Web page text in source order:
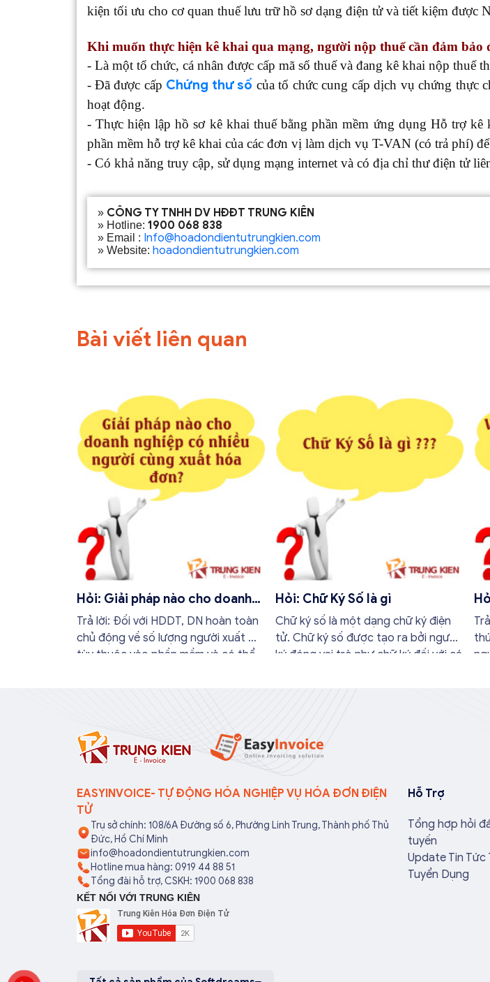
kiện tối ưu cho cơ quan thuế lưu trữ hồ sơ dạng điện tử và tiết kiệm được
Khi muốn thực hiện kê khai qua mạng, người nộp thuế cần đảm bảo
- Là một tổ chức, cá nhân được cấp mã số thuế và đang kê khai nộp thuế
- Đã được cấp Chứng thư số của tổ chức cung cấp dịch vụ chứng thực
hoạt động.
- Thực hiện lập hồ sơ kê khai thuế bằng phần mềm ứng dụng Hỗ trợ
phần mềm hỗ trợ kê khai của các đơn vị làm dịch vụ T-VAN (có trả phí)
- Có khả năng truy cập, sử dụng mạng internet và có địa chỉ thư điện tử
»CÔNG TY TNHH DV HĐĐT TRUNG KIÊN
» Hotline: 1900 068 838
» Email : Info@hoadondientutrungkien.com
» Website: hoadondientutrungkien.com
Bài viết liên quan
Hỏi: Giải pháp nào cho doanh
nghiệp có nhiều người cùng
xuất hóa đơn?
Trả lời: Đối với HDDT, DN hoàn toàn
chủ động về số lượng người xuất HĐ
tùy thuộc vào phần mềm và có thể
hóa đơn và ký điện tử cho hóa đơn.
hạn sử sụng và đăng ký bằng tên
của chính doanh nghiệp)
Hỏi: Chữ Ký Số là gì
Chữ ký số là một dạng chữ ký điện
tử. Chữ ký số được tạo ra bởi người
ký đóng vai trò như chữ ký đối với cá
nghiệp và được thừa nhận về mặt
gì
EASYINVOICE- TỰ ĐỘNG HÓA NGHIỆP VỤ HÓA ĐƠN ĐIỆN
TỬ
Trụ sở chính: 108/6A Đường số 6, Phường Linh Trung, Thành phố Thủ
Đức, Hồ Chí Minh
info@hoadondientutrungkien.com
Hotline mua hàng: 0919 44 88 51
Tổng đài hỗ trợ, CSKH: 1900 068 838
KẾT NỐI VỚI TRUNG KIÊN
Hỗ Trợ
Tổng hợp hỏi
tuyến
Update Tin Tức
Tuyển Dụng